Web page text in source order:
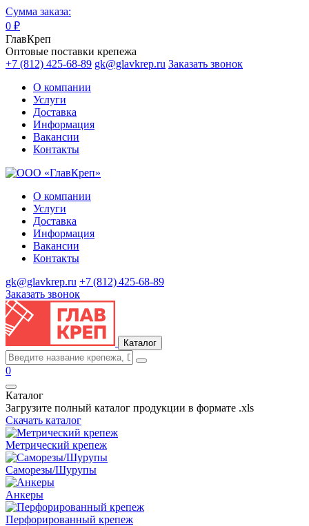
Сумма заказа:
0 ₽
ГлавКреп
Оптовые поставки крепежа
+7 (812) 425-68-89 gk@glavkrep.ru Заказать звонок
О компании
Услуги
Доставка
Информация
Вакансии
Контакты
О компании
Услуги
Доставка
Информация
Вакансии
Контакты
gk@glavkrep.ru +7 (812) 425-68-89
Заказать звонок
Каталог
0
Каталог
Загрузите полный каталог продукции в формате .xls
Скачать каталог
Метрический крепеж
Саморезы/Шурупы
Анкеры
Перфорированный крепеж